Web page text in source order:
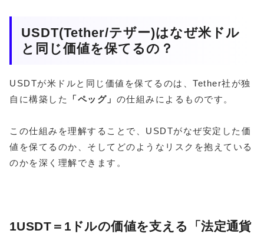
USDT(Tether/テザー)はなぜ米ドル
と同じ価値を保てるの？
USDTが米ドルと同じ価値を保てるのは、Tether社が独
自に構築した
「ペッグ」 の仕組みによるものです。
この仕組みを理解することで、USDTがなぜ安定した価
値を保てるのか、そしてどのようなリスクを抱えている
のかを深く理解できます。
1USDT＝1ドルの価値を支える「法定通貨